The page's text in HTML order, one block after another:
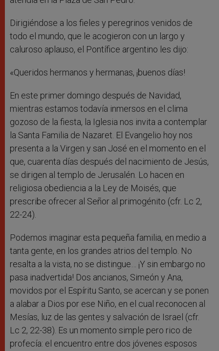
Dirigiéndose a los fieles y peregrinos venidos de
todo el mundo, que le acogieron con un largo y
caluroso aplauso, el Pontífice argentino les dijo:
«Queridos hermanos y hermanas, ¡buenos días!
En este primer domingo después de Navidad,
mientras estamos todavía inmersos en el clima
gozoso de la fiesta, la Iglesia nos invita a contemplar
la Santa Familia de Nazaret. El Evangelio hoy nos
presenta a la Virgen y san José en el momento en el
que, cuarenta días después del nacimiento de Jesús,
se dirigen al templo de Jerusalén. Lo hacen en
religiosa obediencia a la Ley de Moisés, que
prescribe ofrecer al Señor al primogénito (cfr. Lc 2,
22-24).
Podemos imaginar esta pequeña familia, en medio a
tanta gente, en los grandes atrios del templo. No
resalta a la vista, no se distingue… ¡Y sin embargo no
pasa inadvertida! Dos ancianos, Simeón y Ana,
movidos por el Espíritu Santo, se acercan y se ponen
a alabar a Dios por ese Niño, en el cual reconocen al
Mesías, luz de las gentes y salvación de Israel (cfr.
Lc 2, 22-38). Es un momento simple pero rico de
profecía: el encuentro entre dos jóvenes esposos